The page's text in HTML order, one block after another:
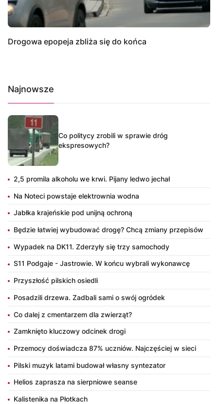
Drogowa epopeja zbliża się do końca
Najnowsze
Co politycy zrobili w sprawie dróg
ekspresowych?
2,5 promila alkoholu we krwi. Pijany ledwo jechał
Na Noteci powstaje elektrownia wodna
Jabłka krajeńskie pod unijną ochroną
Będzie łatwiej wybudować drogę? Chcą zmiany przepisów
Wypadek na DK11. Zderzyły się trzy samochody
S11 Podgaje - Jastrowie. W końcu wybrali wykonawcę
Przyszłość pilskich osiedli
Posadzili drzewa. Zadbali sami o swój ogródek
Co dalej z cmentarzem dla zwierząt?
Zamknięto kluczowy odcinek drogi
Przemocy doświadcza 87% uczniów. Najczęściej w sieci
Pilski muzyk latami budował własny syntezator
Helios zaprasza na sierpniowe seanse
Kalistenika na Płotkach